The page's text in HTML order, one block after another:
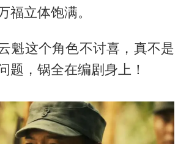
福立体饱满。
魁这个角色不讨喜，真不是
题，锅全在编剧身上！